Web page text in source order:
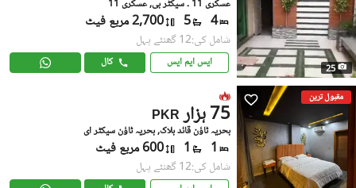
25
عسکری 11 ۔ سیکٹر بی, عسکری 11
4
5 2,700 مربع فیٹ
شامل کی:12 گھنٹے پہل
ایس ایم ایس کال
مقبول ترین
PKR 75 ہزار
بحریہ ٹاؤن قائد بلاک, بحریہ ٹاؤن سیکٹر ای
1
1 600 مربع فیٹ
شامل کی:12 گھنٹے پہل